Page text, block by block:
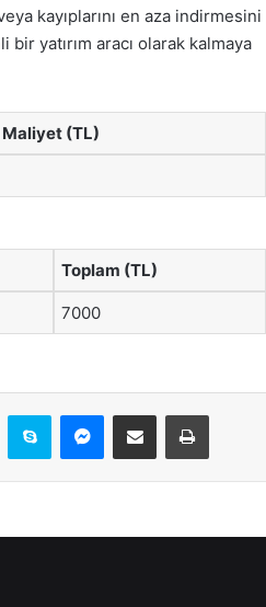
kayıplarını en aza indirmesini
yatırım aracı olarak kalmaya
(TL)
Toplam (TL)
7000
Skype Messenger
E-Posta ile paylaş Yazdır